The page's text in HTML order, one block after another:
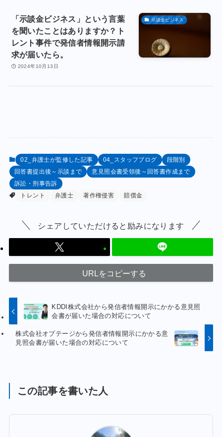
示談金ビジネス
「示談金ビジネス」という言葉
を聞いたことはありますか？ト
レント事件で発信者情報開示請
求が届いたら。
2024年10月13日
02_弁護士が監修した記事 04_スタッフブログ
段階別
回答書提出後～示談まで
意見照会書受領後～回答書作成まで
訴訟・刑事告訴
トレント
弁護士 著作権侵害 賠償金
シェアしていただけると励みになります
URLをコピーする
KDDI株式会社から発信者情報開示にかかる意見照
会書が届いた場合の対応について
株式会社オプテージから発信者情報開示にかかる意
見照会書が届いた場合の対応について
この記事を書いた人